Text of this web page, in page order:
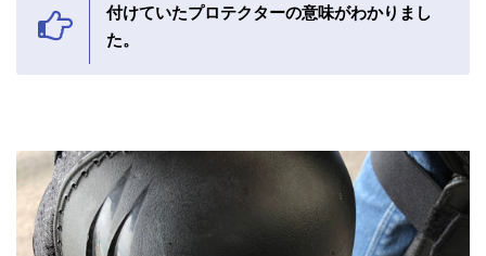
付けていたプロテクターの意味がわかりまし
た。